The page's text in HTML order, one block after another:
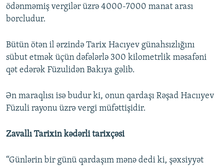
ödənməmiş vergilər üzrə 4000-7000 manat arası
borcludur.
Bütün ötən il ərzində Tarix Hacıyev günahsızlığını
sübut etmək üçün dəfələrlə 300 kilometrlik məsafəni
qət edərək Füzulidən Bakıya gəlib.
Ən maraqlısı isə budur ki, onun qardaşı Rəşad Hacııyev
Füzuli rayonu üzrə vergi müfəttişidir.
Zavallı Tarixin kədərli tarixçəsi
“Günlərin bir günü qardaşım mənə dedi ki, şəxsiyyət